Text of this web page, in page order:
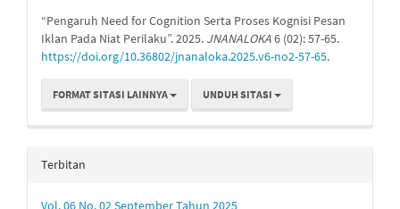
“Pengaruh Need for Cognition Serta Proses Kognisi Pesan
Iklan Pada Niat Perilaku”. 2025. JNANALOKA6 (02): 57-65.
https://doi.org/10.36802/jnanaloka.2025.v6-no2-57-65.
FORMAT SITASI LAINNYA UNDUH SITASI
Terbitan
Vol. 06 No. 02 September Tahun 2025